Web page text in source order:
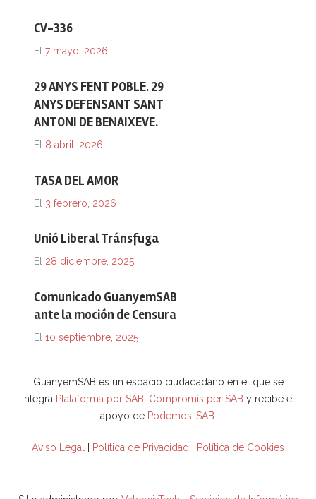
CV-336
El 7 mayo, 2026
29 ANYS FENT POBLE. 29
ANYS DEFENSANT SANT
ANTONI DE BENAIXEVE.
El 8 abril, 2026
TASA DEL AMOR
El 3 febrero, 2026
Unió Liberal Tránsfuga
El 28 diciembre, 2025
Comunicado GuanyemSAB
ante la moción de Censura
El 10 septiembre, 2025
GuanyemSAB es un espacio ciudadadano en el que se
integra Plataforma por SAB Compromís per SAB y recibe el
apoyo de Podemos-SAB
Aviso Legal Política de Privacidad Política de Cookies